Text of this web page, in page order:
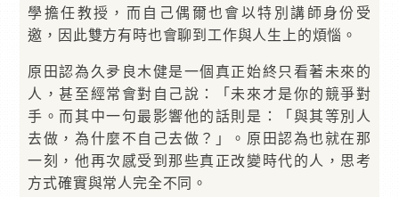
學擔任教授，而自己偶爾也會以特別講師身份受
邀，因此雙方有時也會聊到工作與人生上的煩惱。
原田認為久夛良木健是一個真正始終只看著未來的
人，甚至經常會對自己說：「未來才是你的競爭對
手。而其中一句最影響他的話則是：「與其等別人
去做，為什麼不自己去做？」。原田認為也就在那
一刻，他再次感受到那些真正改變時代的人，思考
方式確實與常人完全不同。